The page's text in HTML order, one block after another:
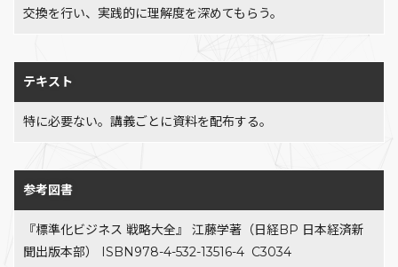
交換を行い、実践的に理解度を深めてもらう。
テキスト
特に必要ない。講義ごとに資料を配布する。
参考図書
『標準化ビジネス 戦略大全』 江藤学著（日経BP 日本経済新
聞出版本部） ISBN978-4-532-13516-4 C3034